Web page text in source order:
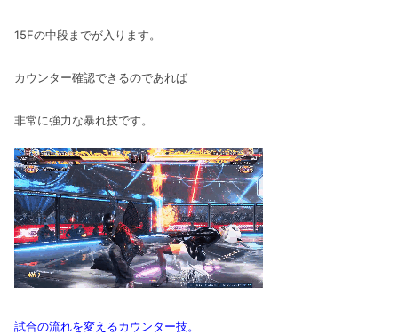
15Fの中段までが入ります。
カウンター確認できるのであれば
非常に強力な暴れ技です。
試合の流れを変えるカウンター技。